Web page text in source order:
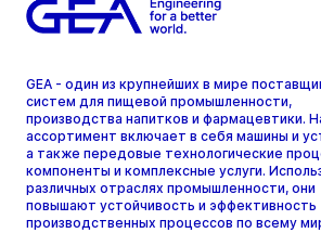
GEA - один из крупнейших в мире
систем для пищевой промышленности,
производства напитков и фармацевтики.
ассортимент включает в себя машины и
а также передовые технологические
компоненты и комплексные услуги.
различных отраслях промышленности, они
повышают устойчивость и эффективность
производственных процессов по всему